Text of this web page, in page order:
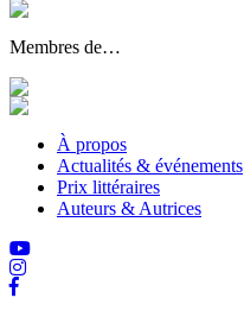
Membres de…
À propos
Actualités & événements
Prix littéraires
Auteurs & Autrices